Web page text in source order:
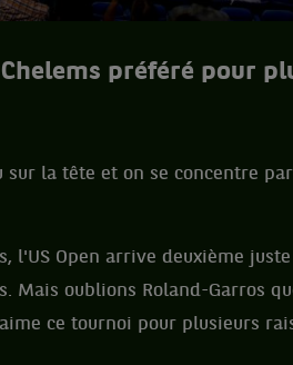
préféré pour
la tête et on se concentre
l'US Open arrive deuxième
Mais oublions Roland-Garros
ce tournoi pour plusieurs